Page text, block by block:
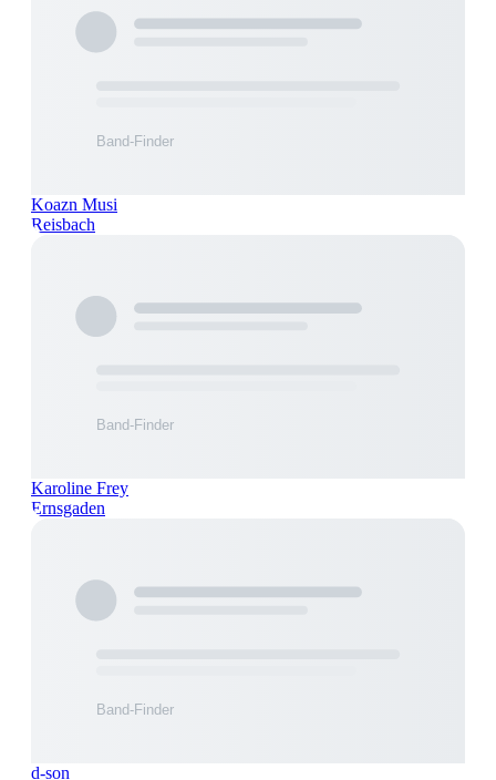
Koazn Musi
Reisbach
Karoline Frey
Ernsgaden
d-son